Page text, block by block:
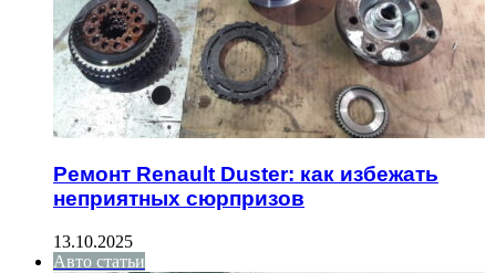
Ремонт Renault Duster: как избежать
неприятных сюрпризов
13.10.2025
Авто статьи